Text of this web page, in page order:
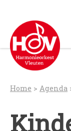
content
Home > Agenda